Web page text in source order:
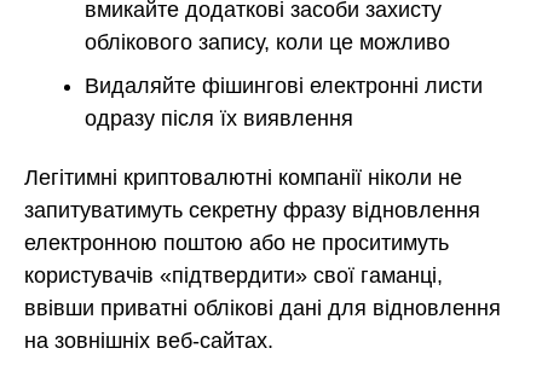
вмикайте додаткові засоби захисту
облікового запису, коли це можливо
Видаляйте фішингові електронні листи
одразу після їх виявлення
Легітимні криптовалютні компанії ніколи не
запитуватимуть секретну фразу відновлення
електронною поштою або не проситимуть
користувачів «підтвердити» свої гаманці,
ввівши приватні облікові дані для відновлення
на зовнішніх веб-сайтах.